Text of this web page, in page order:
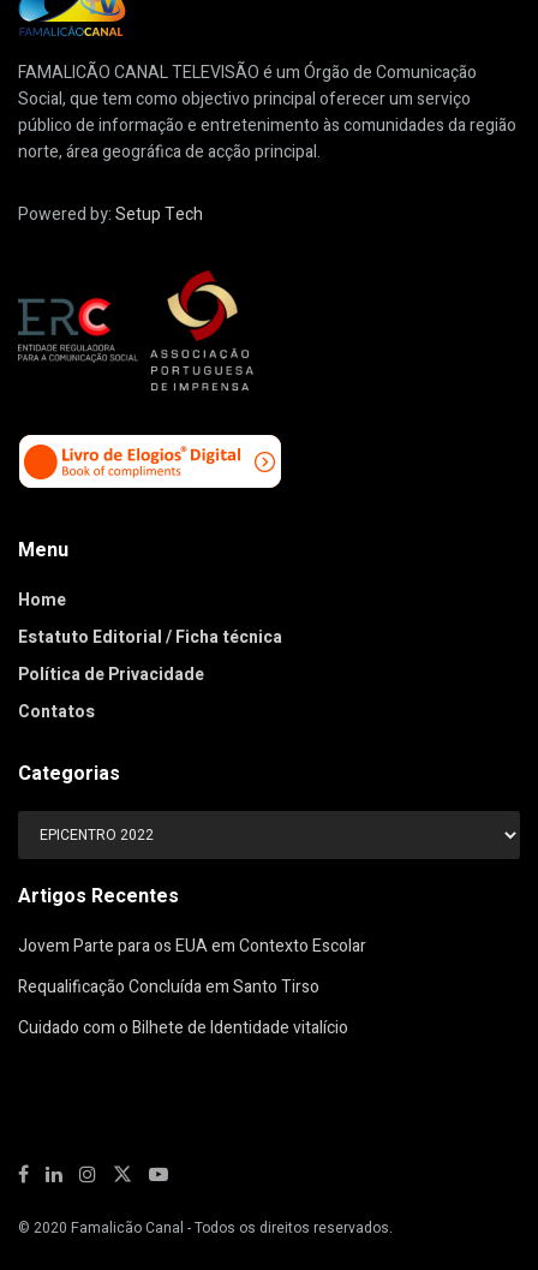
FAMALICÃO CANAL TELEVISÃO é um Órgão de Comunicação
Social, que tem como objectivo principal oferecer um serviço
público de informação e entretenimento às comunidades da região
norte, área geográfica de acção principal.
Powered by:Setup Tech
Menu
Home
Estatuto Editorial / Ficha técnica
Política de Privacidade
Contatos
Categorias
Categorias
Artigos Recentes
Jovem Parte para os EUA em Contexto Escolar
Requalificação Concluída em Santo Tirso
Cuidado com o Bilhete de Identidade vitalício
© 2020 Famalicão Canal - Todos os direitos reservados.